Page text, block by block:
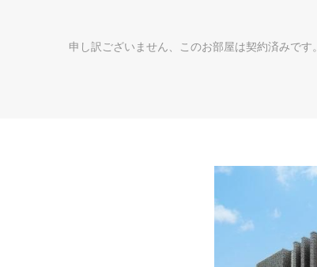
申し訳ございません、このお部屋は契約済みです